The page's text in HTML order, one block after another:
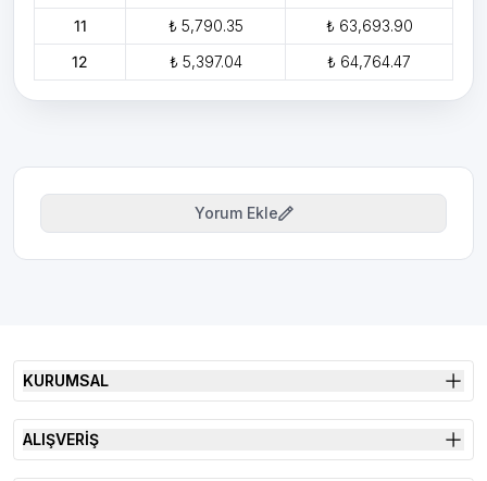
11
₺ 5,790.35
₺ 63,693.90
12
₺ 5,397.04 ₺ 64,764.47
Yorum Ekle
KURUMSAL
ALIŞVERİŞ